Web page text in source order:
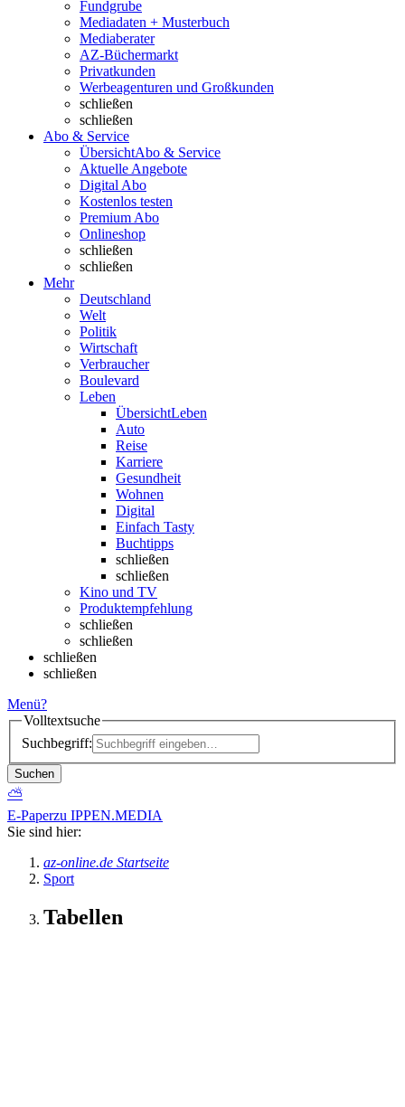
Fundgrube
Mediadaten + Musterbuch
Mediaberater
AZ-Büchermarkt
Privatkunden
Werbeagenturen und Großkunden
schließen
schließen
Abo & Service
ÜbersichtAbo & Service
Aktuelle Angebote
Digital Abo
Kostenlos testen
Premium Abo
Onlineshop
schließen
schließen
Mehr
Deutschland
Welt
Politik
Wirtschaft
Verbraucher
Boulevard
Leben
ÜbersichtLeben
Auto
Reise
Karriere
Gesundheit
Wohnen
Digital
Einfach Tasty
Buchtipps
schließen
schließen
Kino und TV
Produktempfehlung
schließen
schließen
schließen
schließen
Menü?
Volltextsuche
Suchbegriff:
Suchen
⛅
E-Paperzu IPPEN.MEDIA
Sie sind hier:
az-online.de Startseite
Sport
Tabellen